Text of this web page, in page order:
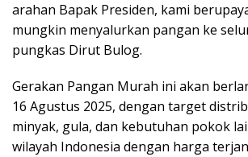
arahan Bapak Presiden, kami
mungkin menyalurkan pangan ke
pungkas Dirut Bulog.
Gerakan Pangan Murah ini akan
16 Agustus 2025, dengan target
minyak, gula, dan kebutuhan pokok
wilayah Indonesia dengan harga